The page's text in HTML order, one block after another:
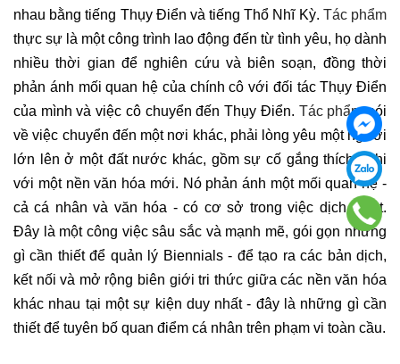
nhau bằng tiếng Thụy Điển và tiếng Thổ Nhĩ Kỳ. Tác phẩm
thực sự là một công trình lao động đến từ tình yêu, họ dành
nhiều thời gian để nghiên cứu và biên soạn, đồng thời
phản ánh mối quan hệ của chính cô với đối tác Thụy Điển
của mình và việc cô chuyển đến Thụy Điển. Tác phẩmnói
về việc chuyển đến một nơi khác, phải lòng yêu một người
lớn lên ở một đất nước khác, gồm sự cố gắng thích nghi
với một nền văn hóa mới. Nó phản ánh một mối quan hệ -
cả cá nhân và văn hóa - có cơ sở trong việc dịch thuật.
Đây là một công việc sâu sắc và mạnh mẽ, gói gọn những
gì cần thiết để quản lý Biennials - để tạo ra các bản dịch,
kết nối và mở rộng biên giới tri thức giữa các nền văn hóa
khác nhau tại một sự kiện duy nhất - đây là những gì cần
thiết để tuyên bố quan điểm cá nhân trên phạm vi toàn cầu.